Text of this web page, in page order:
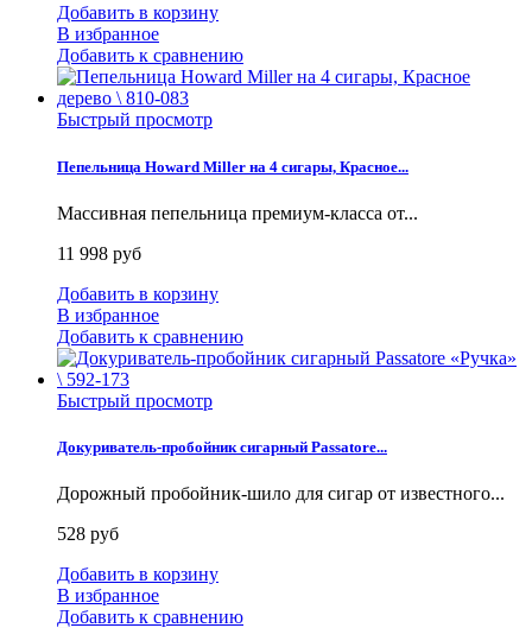
Добавить в корзину
В избранное
Добавить к сравнению
Быстрый просмотр
Пепельница Howard Miller на 4 сигары, Красное...
Массивная пепельница премиум-класса от...
11 998 руб
Добавить в корзину
В избранное
Добавить к сравнению
Быстрый просмотр
Докуриватель-пробойник сигарный Passatore...
Дорожный пробойник-шило для сигар от известного...
528 руб
Добавить в корзину
В избранное
Добавить к сравнению